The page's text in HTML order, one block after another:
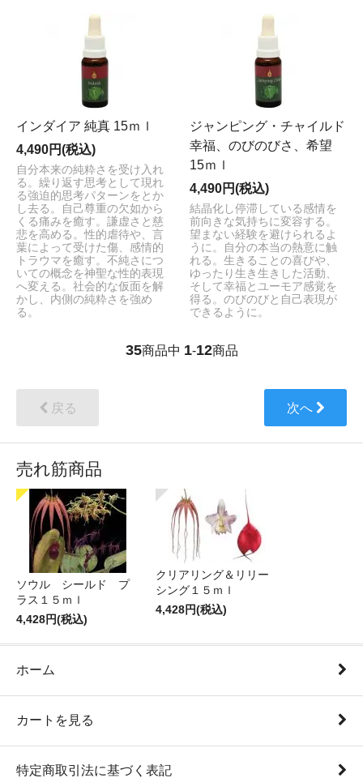
インダイア 純真 15ｍｌ
4,490円(税込)
自分本来の純粋さを受け入れ
る。繰り返す思考として現れ
る強迫的思考パターンをとか
し去る。自己尊重の欠如から
くる痛みを癒す。謙虚さと慈
悲を高める。性的虐待や、言
葉によって受けた傷、感情的
トラウマを癒す。不純さにつ
いての概念を神聖な性的表現
へ変える。社会的な仮面を解
かし、内側の純粋さを強め
る。
ジャンピング・チャイルド
幸福、のびのびさ、希望
15ｍｌ
4,490円(税込)
結晶化し停滞している感情を
前向きな気持ちに変容する。
望まない経験を避けられるよ
うに。自分の本当の熱意に触
れる。生きることの喜びや、
ゆったり生き生きした活動、
そして幸福とユーモア感覚を
得る。のびのびと自己表現が
できるように。
35商品中 1-12商品
戻る 次へ
売れ筋商品
ソウル シールド プ
ラス１５ｍｌ
4,428円(税込)
クリアリング＆リリー
シング１５ｍｌ
4,428円(税込)
ホーム
カートを見る
特定商取引法に基づく表記